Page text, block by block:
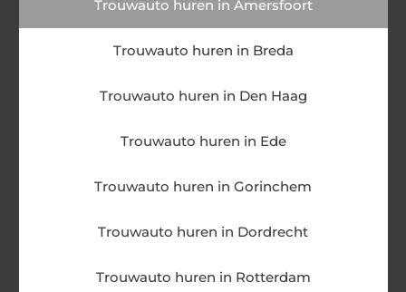
Trouwauto huren in Amersfoort
Trouwauto huren in Breda
Trouwauto huren in Den Haag
Trouwauto huren in Ede
Trouwauto huren in Gorinchem
Trouwauto huren in Dordrecht
Trouwauto huren in Rotterdam